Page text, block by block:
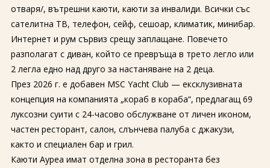
отваря/, вътрешни каюти, каюти за инвалиди. Всички със
сателитна ТВ, телефон, сейф, сешоар, климатик, минибар.
Интернет и рум сървиз срещу заплащане. Повечето
разполагат с диван, който се превръща в трето легло или
2 легла едно над друго за настаняване на 2 деца.
През 2026 г. e добавен MSC Yacht Club — ексклузивната
концепция на компанията „кораб в кораба“, предлагащ 69
луксозни суити с 24-часово обслужване от личен иконом,
частен ресторант, салон, слънчева палуба с джакузи,
както и специален бар и грил.
Каюти Ауреа имат отделна зона в ресторанта без